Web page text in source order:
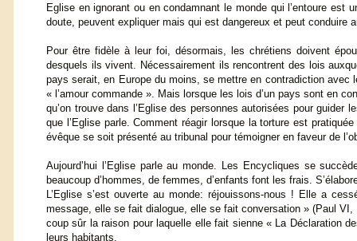
Eglise en ignorant ou en condamnant le monde qui l’entoure est
doute, peuvent expliquer mais qui est dangereux et peut conduire
Pour être fidèle à leur foi, désormais, les chrétiens doivent
desquels ils vivent. Nécessairement ils rencontrent des lois
pays serait, en Europe du moins, se mettre en contradiction
« l’amour commande ». Mais lorsque les lois d’un pays sont en
qu’on trouve dans l’Eglise des personnes autorisées pour
que l’Eglise parle. Comment réagir lorsque la torture est
évêque se soit présenté au tribunal pour témoigner en faveur de
Aujourd’hui l’Eglise parle au monde. Les Encycliques se
beaucoup d’hommes, de femmes, d’enfants font les frais.
L’Eglise s’est ouverte au monde: réjouissons-nous ! Elle a
message, elle se fait dialogue, elle se fait conversation » (Paul
coup sûr la raison pour laquelle elle fait sienne « La Déclaration
leurs habitants.